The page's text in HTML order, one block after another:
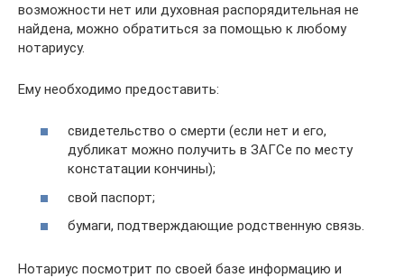
возможности нет или духовная распорядительная не
найдена, можно обратиться за помощью к любому
нотариусу.
Ему необходимо предоставить:
свидетельство о смерти (если нет и его,
дубликат можно получить в ЗАГСе по месту
констатации кончины);
свой паспорт;
бумаги, подтверждающие родственную связь.
Нотариус посмотрит по своей базе информацию и